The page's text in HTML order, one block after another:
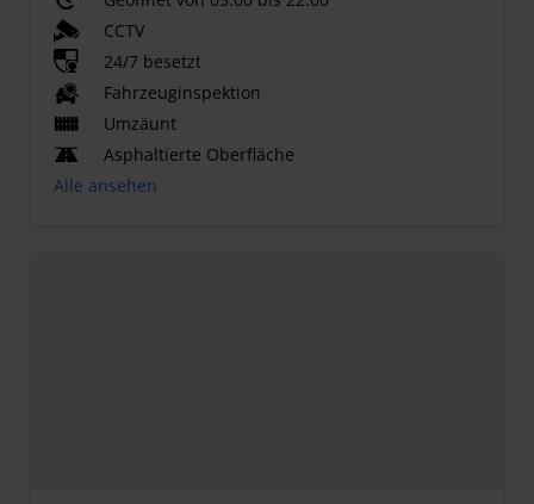
CCTV
24/7 besetzt
Fahrzeuginspektion
Umzäunt
Asphaltierte Oberfläche
Alle ansehen